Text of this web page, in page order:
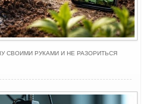
СВОИМИ РУКАМИ И НЕ РАЗОРИТЬСЯ